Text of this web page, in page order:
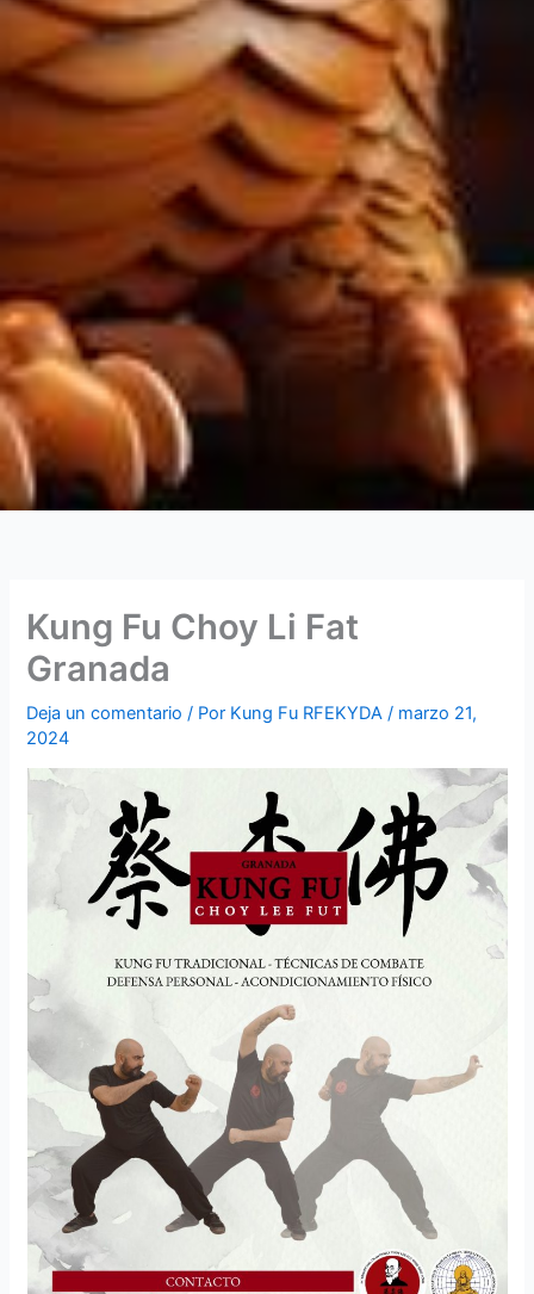
Kung Fu Choy Li Fat
Granada
Deja un comentario / Por Kung Fu RFEKYDA/ marzo 21,
2024